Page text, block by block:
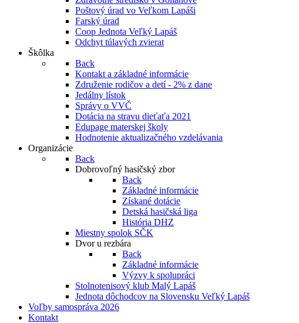
Poštový úrad vo Veľkom Lapáši
Farský úrad
Coop Jednota Veľký Lapáš
Odchyt túlavých zvierat
Škôlka
Back
Kontakt a základné informácie
Združenie rodičov a detí - 2% z dane
Jedálny lístok
Správy o VVČ
Dotácia na stravu dieťaťa 2021
Edupage materskej školy
Hodnotenie aktualizačného vzdelávania
Organizácie
Back
Dobrovoľný hasičský zbor
Back
Základné informácie
Získané dotácie
Detská hasičská liga
História DHZ
Miestny spolok SČK
Dvor u rezbára
Back
Základné informácie
Výzvy k spolupráci
Stolnotenisový klub Malý Lapáš
Jednota dôchodcov na Slovensku Veľký Lapáš
Voľby samospráva 2026
Kontakt